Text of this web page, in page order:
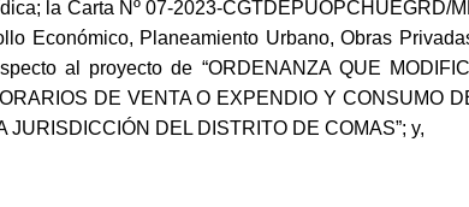
la Carta Nº 07-2023-CGTDEPUOPCHUEGRD/
Económico, Planeamiento Urbano, Obras
al proyecto de “ORDENANZA QUE
DE VENTA O EXPENDIO Y CONSUMO
DEL DISTRITO DE COMAS”; y,